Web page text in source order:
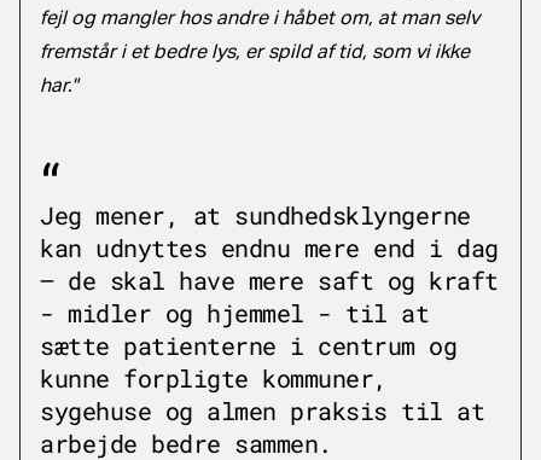
fejl og mangler hos andre i håbet om, at man selv
fremstår i et bedre lys, er spild af tid, som vi ikke
har."
Jeg mener, at sundhedsklyngerne
kan udnyttes endnu mere end i dag
– de skal have mere saft og kraft
- midler og hjemmel - til at
sætte patienterne i centrum og
kunne forpligte kommuner,
sygehuse og almen praksis til at
arbejde bedre sammen.